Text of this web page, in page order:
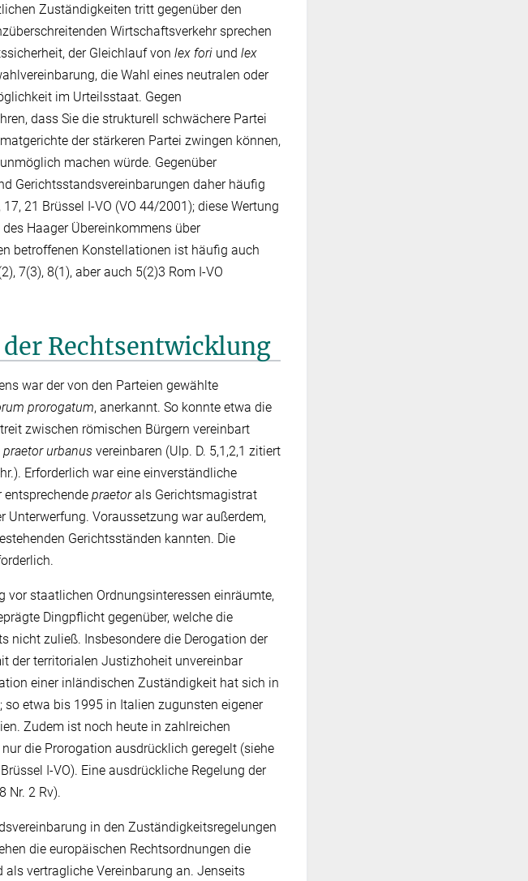
Zuständigkeiten tritt gegenüber den
Wirtschaftsverkehr sprechen
der Gleichlauf von lex fori und lex
die Wahl eines neutralen oder
im Urteilsstaat. Gegen
dass Sie die strukturell schwächere Partei
der stärkeren Partei zwingen können,
machen würde. Gegenüber
Gerichtsstandsvereinbarungen daher häufig
21 Brüssel I-VO (VO 44/‌2001); diese Wertung
Haager Übereinkommens über
betroffenen Konstellationen ist häufig auch
7(3), 8(1), aber auch 5(2)3 Rom I-VO
Rechtsentwicklung
war der von den Parteien gewählte
prorogatum, anerkannt. So konnte etwa die
zwischen römischen Bürgern vereinbart
praetor urbanus vereinbaren (Ulp. D. 5,1,2,1 zitiert
Erforderlich war eine einverständliche
entsprechende praetorals Gerichtsmagistrat
Voraussetzung war außerdem,
Gerichtsständen kannten. Die
vor staatlichen Ordnungsinteressen einräumte,
Dingpflicht gegenüber, welche die
nicht zuließ. Insbesondere die Derogation der
der territorialen Justizhoheit unvereinbar
einer inländischen Zuständigkeit hat sich in
etwa bis 1995 in Italien zugunsten eigener
Zudem ist noch heute in zahlreichen
die Prorogation ausdrücklich geregelt (siehe
I-VO). Eine ausdrückliche Regelung der
Nr. 2 Rv).
in den Zuständigkeitsregelungen
die europäischen Rechtsordnungen die
vertragliche Vereinbarung an. Jenseits